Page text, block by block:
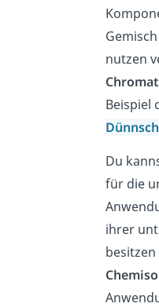
nutzen
Beispiel
Du
für die
ihrer
besitzen